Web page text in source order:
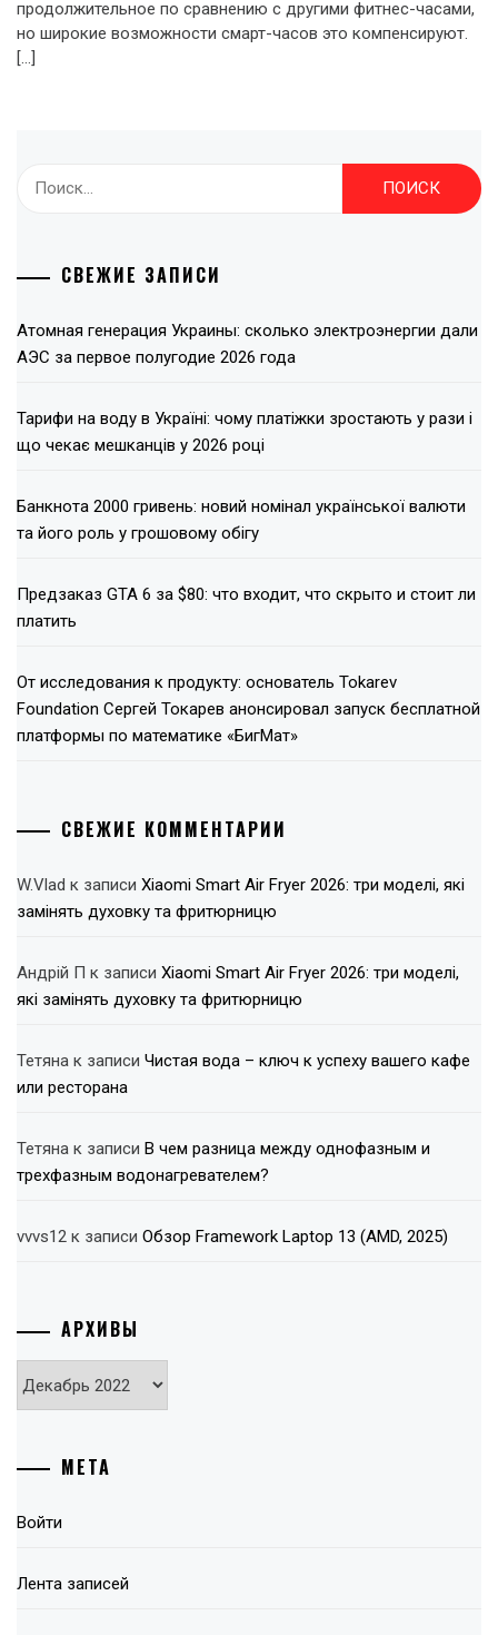
продолжительное по сравнению с другими фитнес-часами,
но широкие возможности смарт-часов это компенсируют.
[…]
Найти:
СВЕЖИЕ ЗАПИСИ
Атомная генерация Украины: сколько электроэнергии дали
АЭС за первое полугодие 2026 года
Тарифи на воду в Україні: чому платіжки зростають у рази і
що чекає мешканців у 2026 році
Банкнота 2000 гривень: новий номінал української валюти
та його роль у грошовому обігу
Предзаказ GTA 6 за $80: что входит, что скрыто и стоит ли
платить
От исследования к продукту: основатель Tokarev
Foundation Сергей Токарев анонсировал запуск бесплатной
платформы по математике «БигМат»
СВЕЖИЕ КОММЕНТАРИИ
W.Vlad к записи Xiaomi Smart Air Fryer 2026: три моделі, які
замінять духовку та фритюрницю
Андрій П к записи Xiaomi Smart Air Fryer 2026: три моделі,
які замінять духовку та фритюрницю
Тетяна к записи Чистая вода – ключ к успеху вашего кафе
или ресторана
Тетяна к записи В чем разница между однофазным и
трехфазным водонагревателем?
vvvs12 к записи Обзор Framework Laptop 13 (AMD, 2025)
АРХИВЫ
Архивы
МЕТА
Войти
Лента записей